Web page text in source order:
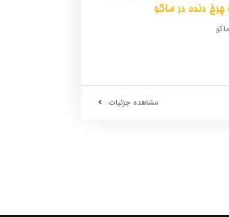
دنده در ماکو
ماکو
مشاهده جزئیات